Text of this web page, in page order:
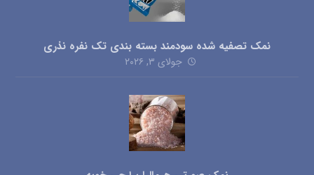
نمک تصفیه شده سودمند بسته بندی تک نفره نذری
جولای ۳, ۲۰۲۶